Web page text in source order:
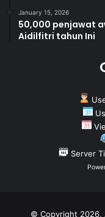
January 15, 2026
50,000 penjawat
Aidilfitri tahun Ini
Server
© Copyright 2026,